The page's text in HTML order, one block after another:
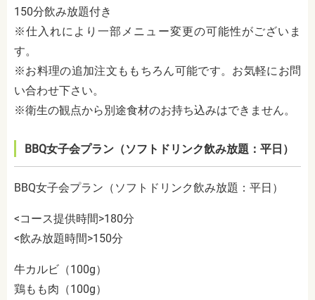
150分飲み放題付き
※仕入れにより一部メニュー変更の可能性がございま
す。
※お料理の追加注文ももちろん可能です。お気軽にお問
い合わせ下さい。
※衛生の観点から別途食材のお持ち込みはできません。
BBQ女子会プラン（ソフトドリンク飲み放題：平日）
BBQ女子会プラン（ソフトドリンク飲み放題：平日）
<コース提供時間>180分
<飲み放題時間>150分
牛カルビ（100g）
鶏もも肉（100g）